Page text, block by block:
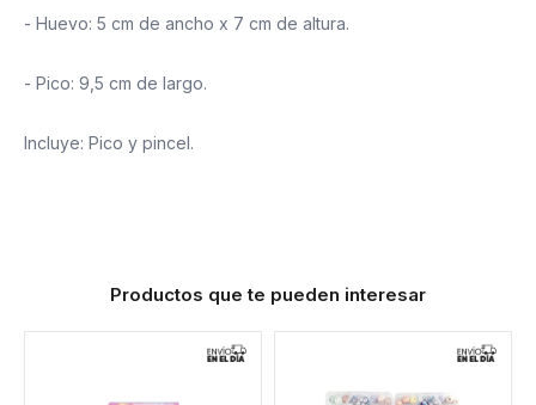
- Huevo: 5 cm de ancho x 7 cm de altura.
- Pico: 9,5 cm de largo.
Incluye: Pico y pincel.
Productos que te pueden interesar